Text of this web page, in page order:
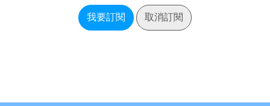
我要訂閱 取消訂閱